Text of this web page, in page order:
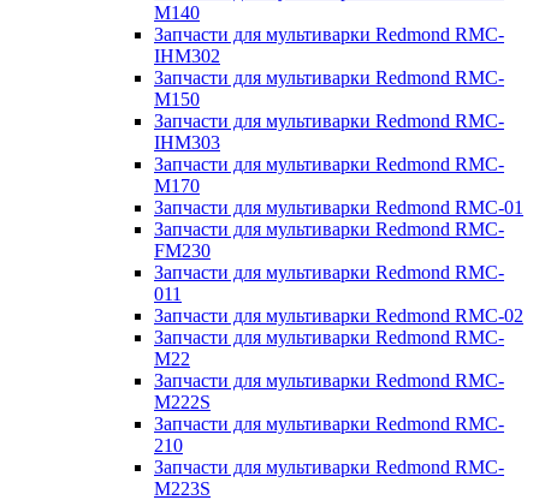
M140
Запчасти для мультиварки Redmond RMC-
IHM302
Запчасти для мультиварки Redmond RMC-
M150
Запчасти для мультиварки Redmond RMC-
IHM303
Запчасти для мультиварки Redmond RMC-
M170
Запчасти для мультиварки Redmond RMC-01
Запчасти для мультиварки Redmond RMC-
FM230
Запчасти для мультиварки Redmond RMC-
011
Запчасти для мультиварки Redmond RMC-02
Запчасти для мультиварки Redmond RMC-
M22
Запчасти для мультиварки Redmond RMC-
M222S
Запчасти для мультиварки Redmond RMC-
210
Запчасти для мультиварки Redmond RMC-
M223S